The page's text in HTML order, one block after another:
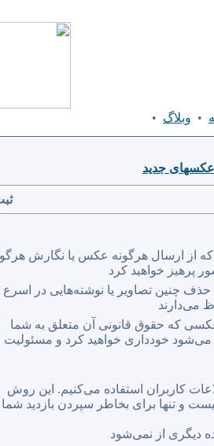
• وبلاگ •
عكسهای جدید
که از ارسال هرگونه عکس یا نگارش
پرهیز خواهید کرد
چنین تصاویر یا نوشته‌هایی در اسرع
می‌دارند
که حقوق قانونی آن متعلق به شما
خودداری خواهید کرد و مسئولیت
کاربران استفاده می‌کنیم. این روش
تنها برای بخاطر سپردن بازدید شما
دیگری از نمی‌شود